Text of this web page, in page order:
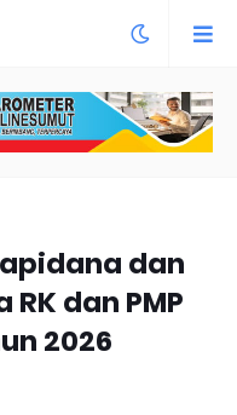
dan
dan PMP
2026